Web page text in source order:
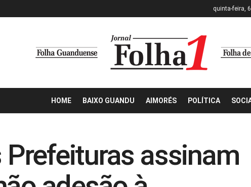
quinta-feira,
HOME BAIXO GUANDU AIMORÉS POLÍTICA
assinam